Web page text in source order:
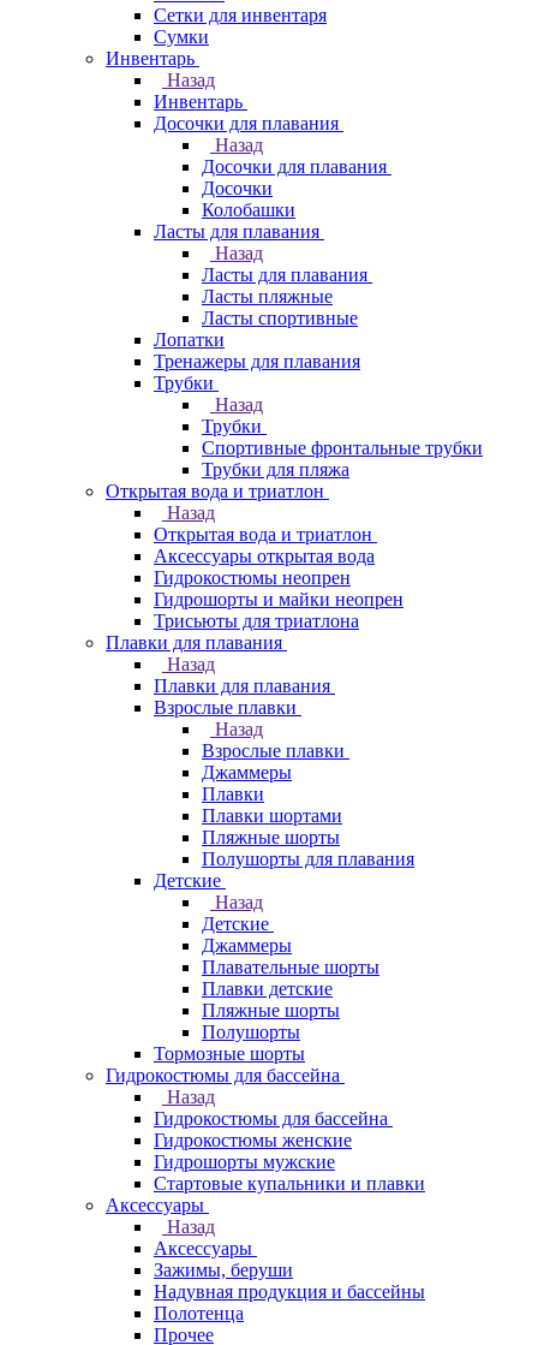
Сетки для инвентаря
Сумки
Инвентарь
Назад
Инвентарь
Досочки для плавания
Назад
Досочки для плавания
Досочки
Колобашки
Ласты для плавания
Назад
Ласты для плавания
Ласты пляжные
Ласты спортивные
Лопатки
Тренажеры для плавания
Трубки
Назад
Трубки
Спортивные фронтальные трубки
Трубки для пляжа
Открытая вода и триатлон
Назад
Открытая вода и триатлон
Аксессуары открытая вода
Гидрокостюмы неопрен
Гидрошорты и майки неопрен
Трисьюты для триатлона
Плавки для плавания
Назад
Плавки для плавания
Взрослые плавки
Назад
Взрослые плавки
Джаммеры
Плавки
Плавки шортами
Пляжные шорты
Полушорты для плавания
Детские
Назад
Детские
Джаммеры
Плавательные шорты
Плавки детские
Пляжные шорты
Полушорты
Тормозные шорты
Гидрокостюмы для бассейна
Назад
Гидрокостюмы для бассейна
Гидрокостюмы женские
Гидрошорты мужские
Стартовые купальники и плавки
Аксессуары
Назад
Аксессуары
Зажимы, беруши
Надувная продукция и бассейны
Полотенца
Прочее